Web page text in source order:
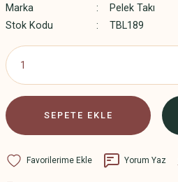
Marka
Pelek Takı
Stok Kodu
TBL189
SEPETE EKLE
Yorum Yaz